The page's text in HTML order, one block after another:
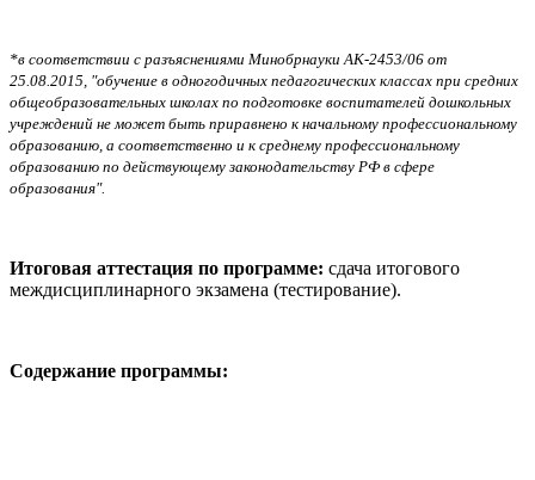
*в соответствии с разъяснениями Минобрнауки АК-2453/06 от
25.08.2015, "обучение в одногодичных педагогических классах при средних
общеобразовательных школах по подготовке воспитателей дошкольных
учреждений не может быть приравнено к начальному профессиональному
образованию, а соответственно и к среднему профессиональному
образованию по действующему законодательству РФ в сфере
образования".
Итоговая аттестация по программе: сдача итогового
междисциплинарного экзамена (тестирование).
Содержание программы: